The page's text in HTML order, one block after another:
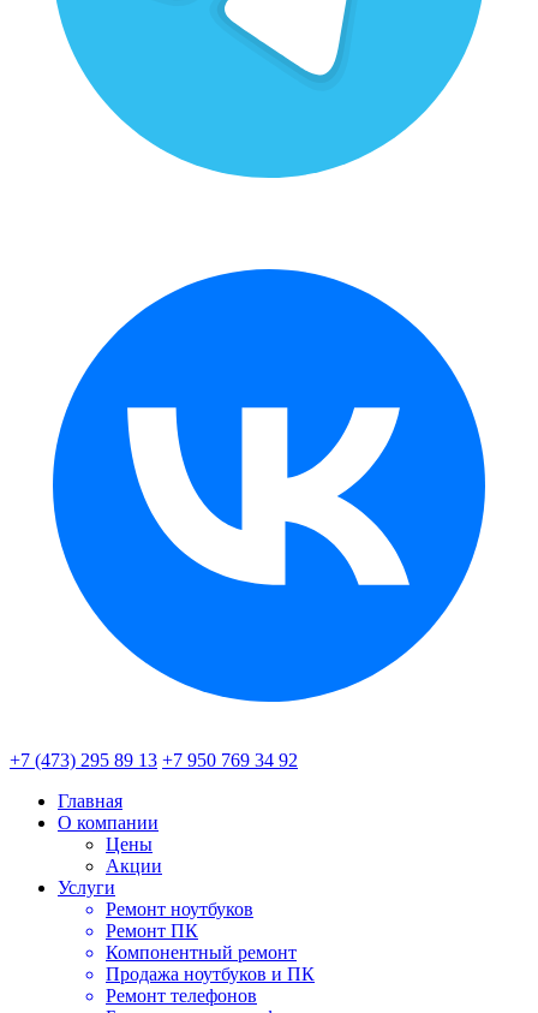
+7 (473) 295 89 13 +7 950 769 34 92
Главная
О компании
Цены
Акции
Услуги
Ремонт ноутбуков
Ремонт ПК
Компонентный ремонт
Продажа ноутбуков и ПК
Ремонт телефонов